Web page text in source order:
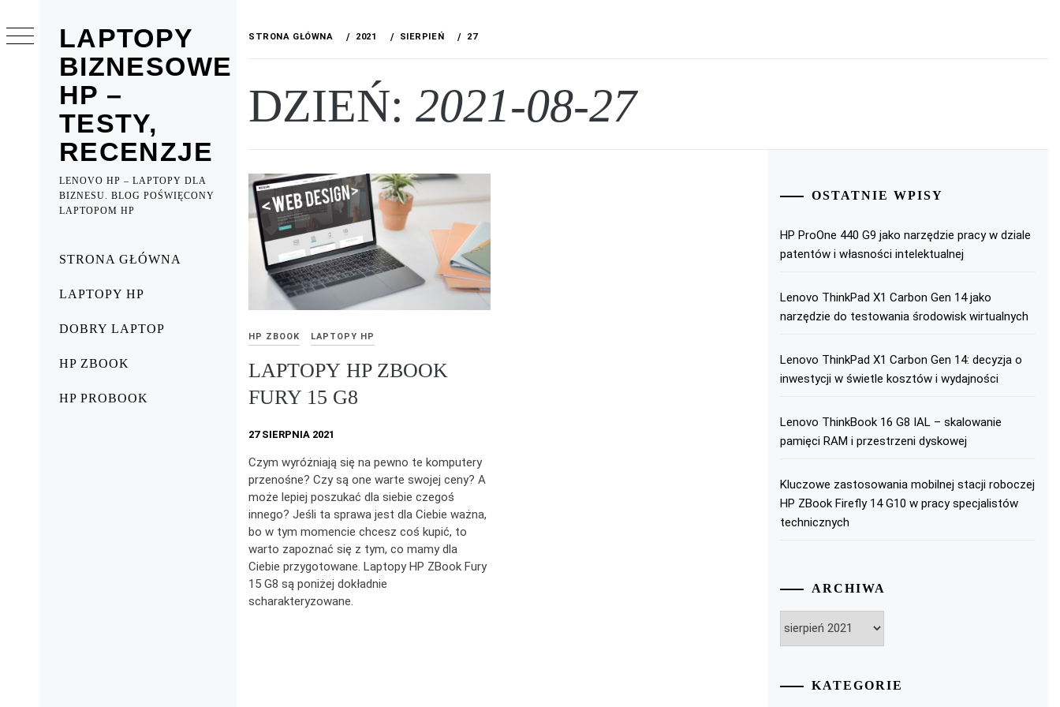
LAPTOPY
BIZNESOWE
HP –
TESTY,
RECENZJE
LENOVO HP – LAPTOPY DLA
BIZNESU. BLOG POŚWIĘCONY
LAPTOPOM HP
STRONA GŁÓWNA
LAPTOPY HP
DOBRY LAPTOP
HP ZBOOK
HP PROBOOK
do
treści
STRONA GŁÓWNA 2021 SIERPIEŃ 27
DZIEŃ: 2021-08-27
HP ZBOOK LAPTOPY HP
LAPTOPY HP ZBOOK
FURY 15 G8
27 SIERPNIA 2021
Czym wyróżniają się na pewno te komputery
przenośne? Czy są one warte swojej ceny? A
może lepiej poszukać dla siebie czegoś
innego? Jeśli ta sprawa jest dla Ciebie ważna,
bo w tym momencie chcesz coś kupić, to
warto zapoznać się z tym, co mamy dla
Ciebie przygotowane. Laptopy HP ZBook Fury
15 G8 są poniżej dokładnie
scharakteryzowane.
OSTATNIE WPISY
HP ProOne 440 G9 jako narzędzie pracy w dziale
patentów i własności intelektualnej
Lenovo ThinkPad X1 Carbon Gen 14 jako
narzędzie do testowania środowisk wirtualnych
Lenovo ThinkPad X1 Carbon Gen 14: decyzja o
inwestycji w świetle kosztów i wydajności
Lenovo ThinkBook 16 G8 IAL – skalowanie
pamięci RAM i przestrzeni dyskowej
Kluczowe zastosowania mobilnej stacji roboczej
HP ZBook Firefly 14 G10 w pracy specjalistów
technicznych
ARCHIWA
KATEGORIE